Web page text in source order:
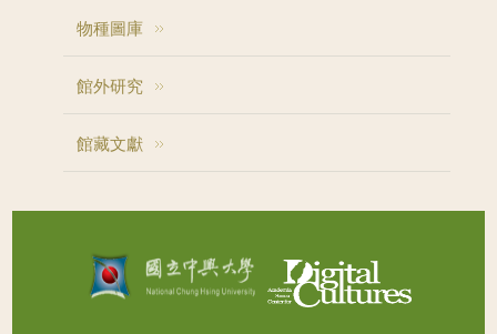
物種圖庫
館外研究
館藏文獻